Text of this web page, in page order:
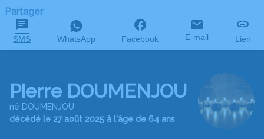
Partager
SMS WhatsApp Facebook E-mail Lien
Pierre DOUMENJOU
né DOUMENJOU
décédé le 27 août 2025 à l'âge de 64 ans